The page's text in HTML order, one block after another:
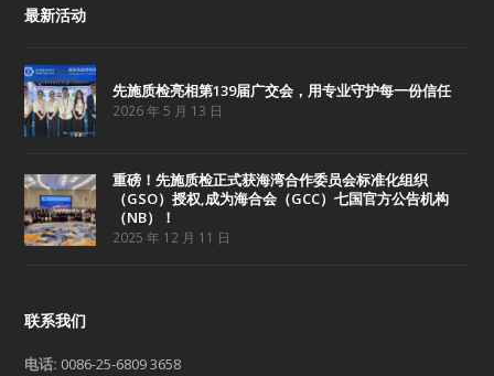
最新活动
先施质检亮相第139届广交会，用专业守护每一份信任
2026 年 5 月 13 日
重磅！先施质检正式获海湾合作委员会标准化组织
（GSO）授权,成为海合会（GCC）七国官方公告机构
（NB）！
2025 年 12 月 11 日
联系我们
电话: 0086-25-6809 3658